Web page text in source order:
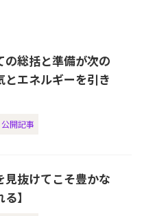
の総括と準備が次の
とエネルギーを引き
公開記事
見抜けてこそ豊かな
】